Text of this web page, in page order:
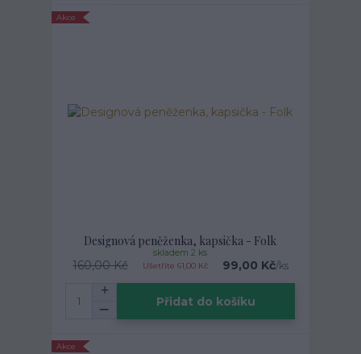
Akce
Designová peněženka, kapsička - Folk
160,00 Kč Ušetříte 61,00 Kč 99,00 Kč/ks
skladem 2 ks
Přidat do košíku
Akce